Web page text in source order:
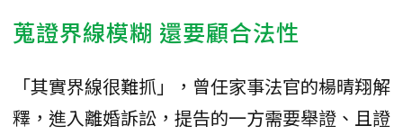
蒐證界線模糊 還要顧合法性
「其實界線很難抓」，曾任家事法官的楊晴翔解
釋，進入離婚訴訟，提告的一方需要舉證、且證